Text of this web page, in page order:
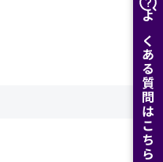
よくある質問はこちら